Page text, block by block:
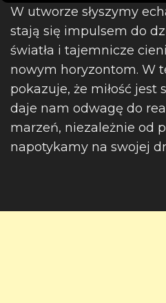
W utworze słyszymy
stają się impulsem do
światła i tajemnicze
nowym horyzontom. W
pokazuje, że miłość jest
daje nam odwagę do
marzeń, niezależnie od
napotykamy na swojej